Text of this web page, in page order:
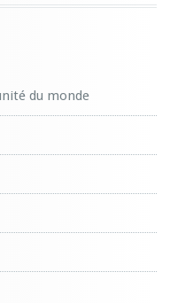
du monde